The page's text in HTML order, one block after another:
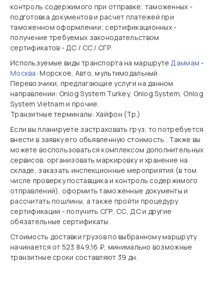
контроль содержимого при отправке; таможенных -
подготовка документов и расчет платежей при
таможенном оформлении; сертификационных -
получение требуемых законодательством
сертификатов - ДС / СС / СГР.
Используемые виды транспорта на маршрутеДаммам -
Москва: Морское, Авто, мультимодальный.
Перевозчики, предлагающие услуги на данном
направлении: Onlog System Turkey, Onlog System, Onlog
System Vietnam и прочие.
Транзитные терминалы: Хайфон (Тр.)
Если вы планируете застраховать груз, то потребуется
внести в заявку его объявленную стоимость . Также вы
можете воспользоваться комплексом дополнительных
сервисов: организовать маркировку и хранение на
складе, заказать инспекционные мероприятия (в том
числе проверку поставщика и контроль содержимого
отправлений), оформить таможенные документы и
рассчитать пошлины, а также пройти процедуру
сертификации - получить СГР, СС, ДС и другие
обязательные сертификаты.
Стоимость доставки грузов по выбранному маршруту
начинается от 523 849,16 ₽, минимально возможные
транзитные сроки составляют 39 дн.